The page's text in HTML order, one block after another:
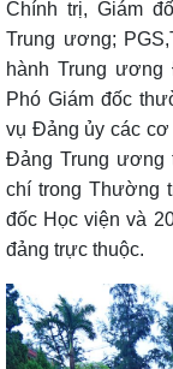
Chính trị, Giám
Trung ương;
hành Trung
Phó Giám đốc
vụ Đảng ủy các
Đảng Trung ương
chí trong Thường
đốc Học viện và
đảng trực thuộc.